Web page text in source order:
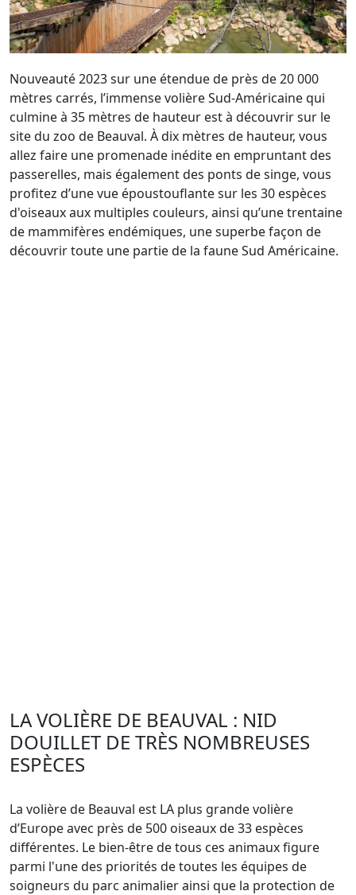
Nouveauté 2023 sur une étendue de près de 20 000
mètres carrés, l’immense volière Sud-Américaine qui
culmine à 35 mètres de hauteur est à découvrir sur le
site du zoo de Beauval. À dix mètres de hauteur, vous
allez faire une promenade inédite en empruntant des
passerelles, mais également des ponts de singe, vous
profitez d’une vue époustouflante sur les 30 espèces
d'oiseaux aux multiples couleurs, ainsi qu’une trentaine
de mammifères endémiques, une superbe façon de
découvrir toute une partie de la faune Sud Américaine.
LA VOLIÈRE DE BEAUVAL : NID
DOUILLET DE TRÈS NOMBREUSES
ESPÈCES
La volière de Beauval est LA plus grande volière
d’Europe avec près de 500 oiseaux de 33 espèces
différentes. Le bien-être de tous ces animaux figure
parmi l'une des priorités de toutes les équipes de
soigneurs du parc animalier ainsi que la protection de